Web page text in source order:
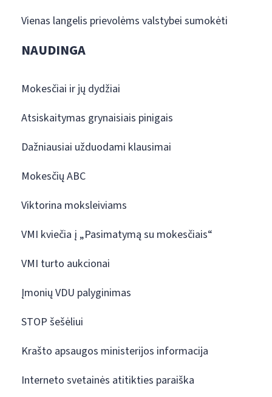
Vienas langelis prievolėms valstybei sumokėti
NAUDINGA
Mokesčiai ir jų dydžiai
Atsiskaitymas grynaisiais pinigais
Dažniausiai užduodami klausimai
Mokesčių ABC
Viktorina moksleiviams
VMI kviečia į „Pasimatymą su mokesčiais“
VMI turto aukcionai
Įmonių VDU palyginimas
STOP šešėliui
Krašto apsaugos ministerijos informacija
Interneto svetainės atitikties paraiška